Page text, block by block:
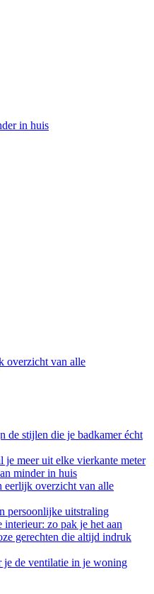
in huis
overzicht van alle
de stijlen die je badkamer écht
je meer uit elke vierkante meter
minder in huis
eerlijk overzicht van alle
persoonlijke uitstraling
zo pak je het aan
gerechten die altijd indruk
je de ventilatie in je woning